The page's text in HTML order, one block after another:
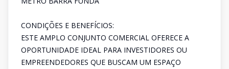
CONDIÇÕES E BENEFÍCIOS:
ESTE AMPLO CONJUNTO COMERCIAL OFERECE A
OPORTUNIDADE IDEAL PARA INVESTIDORES OU
EMPREENDEDORES QUE BUSCAM UM ESPAÇO